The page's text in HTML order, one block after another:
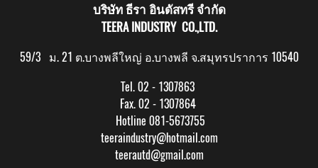
บริษัท ธีรา อินดัสทรี จำกัด
TEERA INDUSTRY CO.,LTD.
59/3 ม. 21 ต.บางพลีใหญ่ อ.บางพลี จ.สมุทรปราการ 10540
Tel. 02 - 1307863
Fax. 02 - 1307864
Hotline 081-5673755
teeraindustry@hotmail.com
teerautd@gmail.com